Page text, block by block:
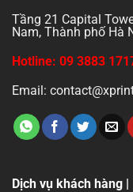
Tầng 21 Capital
Nam, Thành phố Hà
Hotline: 09 3883
Email:
Dịch vụ khách hàng |